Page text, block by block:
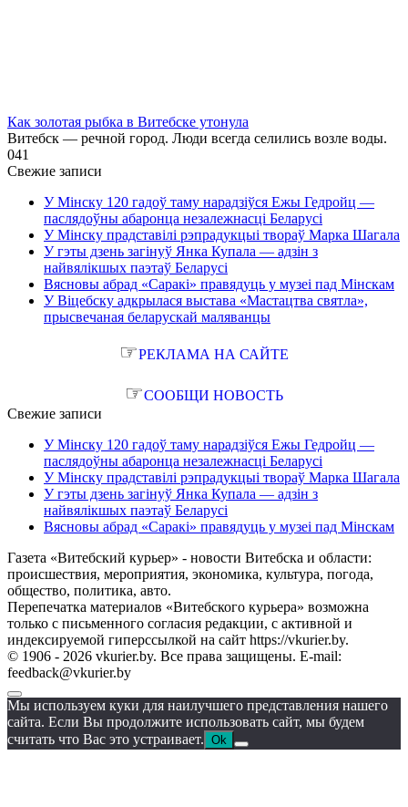
Как золотая рыбка в Витебске утонула
Витебск — речной город. Люди всегда селились возле воды.
041
Свежие записи
У Мінску 120 гадоў таму нарадзіўся Ежы Гедройц —
паслядоўны абаронца незалежнасці Беларусі
У Мінску прадставілі рэпрадукцыі твораў Марка Шагала
У гэты дзень загінуў Янка Купала — адзін з
найвялікшых паэтаў Беларусі
Вясновы абрад «Саракі» правядуць у музеі пад Мінскам
У Віцебску адкрылася выстава «Мастацтва святла»,
прысвечаная беларускай маляванцы
☞РЕКЛАМА НА САЙТЕ
☞СООБЩИ НОВОСТЬ
Свежие записи
У Мінску 120 гадоў таму нарадзіўся Ежы Гедройц —
паслядоўны абаронца незалежнасці Беларусі
У Мінску прадставілі рэпрадукцыі твораў Марка Шагала
У гэты дзень загінуў Янка Купала — адзін з
найвялікшых паэтаў Беларусі
Вясновы абрад «Саракі» правядуць у музеі пад Мінскам
Газета «Витебский курьер» - новости Витебска и области:
происшествия, мероприятия, экономика, культура, погода,
общество, политика, авто.
Перепечатка материалов «Витебского курьера» возможна
только с письменного согласия редакции, с активной и
индексируемой гиперссылкой на сайт https://vkurier.by.
© 1906 - 2026 vkurier.by. Все права защищены. E-mail:
feedback@vkurier.by
Мы используем куки для наилучшего представления нашего
сайта. Если Вы продолжите использовать сайт, мы будем
считать что Вас это устраивает. Ok